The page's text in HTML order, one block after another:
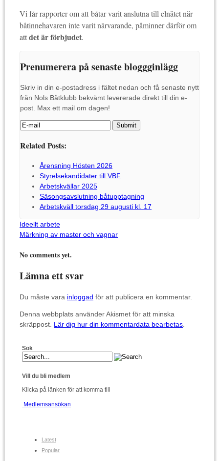
Vi får rapporter om att båtar varit anslutna till elnätet när
båtinnehavaren inte varit närvarande, påminner därför om
attdet är förbjudet.
Prenumerera på senaste bloggginlägg
Skriv in din e-postadress i fältet nedan och få senaste nytt
från Nols Båtklubb bekvämt levererade direkt till din e-
post. Max ett mail om dagen!
Related Posts:
Årensning Hösten 2026
Styrelsekandidater till VBF
Arbetskvällar 2025
Säsongsavslutning båtupptagning
Arbetskväll torsdag 29 augusti kl. 17
Ideellt arbete
Märkning av master och vagnar
No comments yet.
Lämna ett svar
Du måste vara inloggad för att publicera en kommentar.
Denna webbplats använder Akismet för att minska
skräppost. Lär dig hur din kommentardata bearbetas.
Sök
Vill du bli medlem
Klicka på länken för att komma till
Medlemsansökan
Latest
Popular